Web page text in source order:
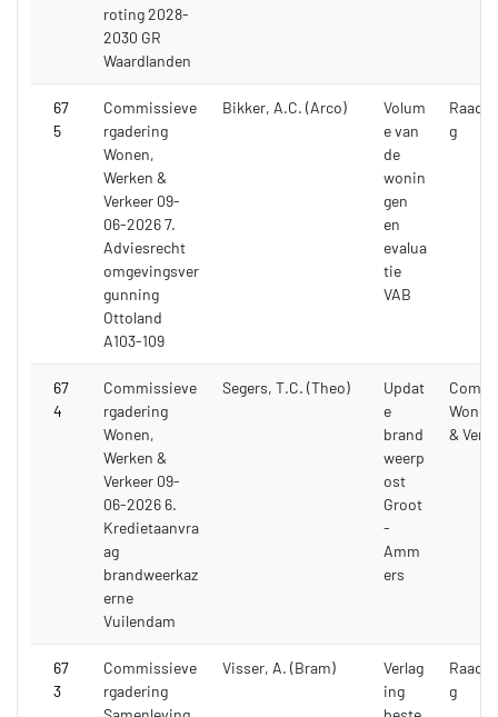
roting 2028-
2030 GR
Waardlanden
67
5
Commissieve
rgadering
Wonen,
Werken &
Verkeer 09-
06-2026 7.
Adviesrecht
omgevingsver
gunning
Ottoland
A103-109
Bikker, A.C. (Arco)
Volum
e van
de
wonin
gen
en
evalua
tie
VAB
g
67
4
Commissieve
rgadering
Wonen,
Werken &
Verkeer 09-
06-2026 6.
Kredietaanvra
ag
brandweerkaz
erne
Vuilendam
Segers, T.C. (Theo)
Updat
e
brand
weerp
ost
Groot
-
Amm
ers
&
67
3
Commissieve
rgadering
Visser, A. (Bram)
Verlag
ing
g